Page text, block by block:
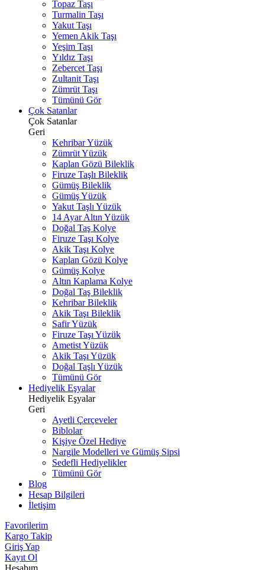
Topaz Taşı
Turmalin Taşı
Yakut Taşı
Yemen Akik Taşı
Yeşim Taşı
Yıldız Taşı
Zebercet Taşı
Zultanit Taşı
Zümrüt Taşı
Tümünü Gör
Çok Satanlar
Çok Satanlar
Geri
Kehribar Yüzük
Zümrüt Yüzük
Kaplan Gözü Bileklik
Firuze Taşlı Bileklik
Gümüş Bileklik
Gümüş Yüzük
Yakut Taşlı Yüzük
14 Ayar Altın Yüzük
Doğal Taş Kolye
Firuze Taşı Kolye
Akik Taşı Kolye
Kaplan Gözü Kolye
Gümüş Kolye
Altın Kaplama Kolye
Doğal Taş Bileklik
Kehribar Bileklik
Akik Taşı Bileklik
Safir Yüzük
Firuze Taşı Yüzük
Ametist Yüzük
Akik Taşı Yüzük
Doğal Taşlı Yüzük
Tümünü Gör
Hediyelik Eşyalar
Hediyelik Eşyalar
Geri
Ayetli Çerçeveler
Biblolar
Kişiye Özel Hediye
Nargile Modelleri ve Gümüş Sipsi
Sedefli Hediyelikler
Tümünü Gör
Blog
Hesap Bilgileri
İletişim
Favorilerim
Kargo Takip
Giriş Yap
Kayıt Ol
Hesabım